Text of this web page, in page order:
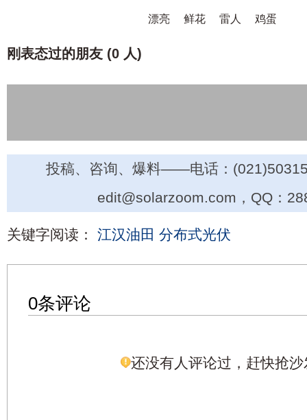
漂亮 鲜花 雷人 鸡蛋
刚表态过的朋友 (0 人)
投稿、咨询、爆料——电话：
edit@solarzoom.com，QQ：
关键字阅读： 江汉油田 分布式光伏
0条评论
还没有人评论过，赶快抢沙